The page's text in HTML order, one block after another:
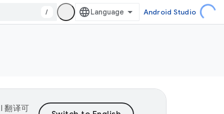
/ Android Studio
翻译可